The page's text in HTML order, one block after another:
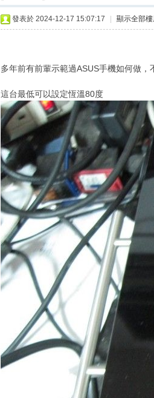
發表於 2024-12-17 15:07:17 顯示全部
多年前有前輩示範過ASUS手機如何做
這台最低可以設定恆溫80度